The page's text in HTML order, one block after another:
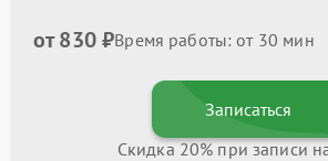
от 830 ₽Время работы: от 30 мин
Записаться
Скидка 20% при записи